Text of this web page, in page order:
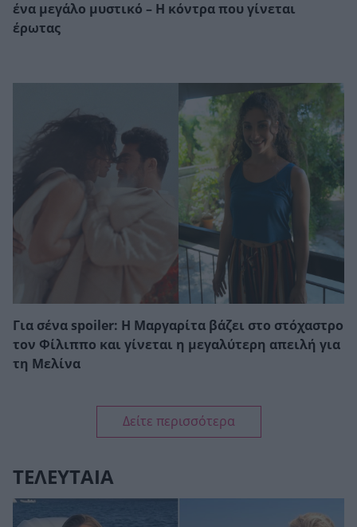
ένα μεγάλο μυστικό – Η κόντρα που γίνεται
έρωτας
Για σένα spoiler: Η Μαργαρίτα βάζει στο στόχαστρο
τον Φίλιππο και γίνεται η μεγαλύτερη απειλή για
τη Μελίνα
Δείτε περισσότερα
ΤΕΛΕΥΤΑΙΑ